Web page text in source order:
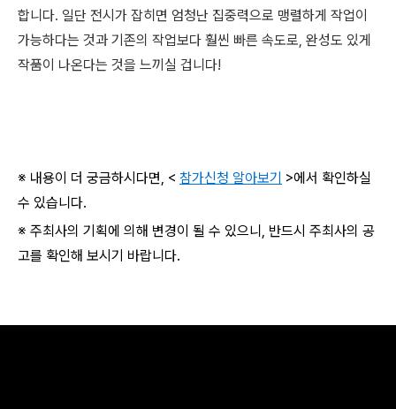
합니다. 일단 전시가 잡히면 엄청난 집중력으로 맹렬하게 작업이
가능하다는 것과 기존의 작업보다 훨씬 빠른 속도로, 완성도 있게
작품이 나온다는 것을 느끼실 겁니다!
※ 내용이 더 궁금하시다면, < 참가신청 알아보기 >에서 확인하실
수 있습니다.
※ 주최사의 기획에 의해 변경이 될 수 있으니, 반드시 주최사의 공
고를 확인해 보시기 바랍니다.